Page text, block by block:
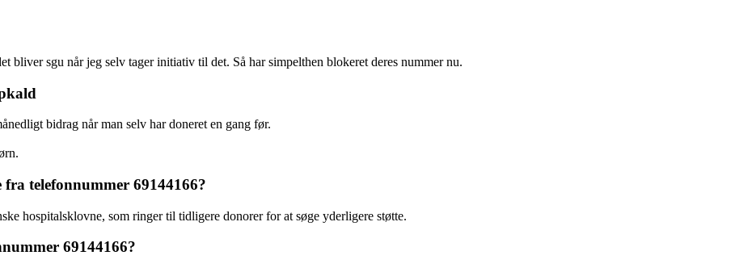
bliver sgu når jeg selv tager initiativ til det. Så har simpelthen blokeret deres nummer nu.
bidrag når man selv har doneret en gang før.
telefonnummer 69144166?
hospitalsklovne, som ringer til tidligere donorer for at søge yderligere støtte.
69144166?